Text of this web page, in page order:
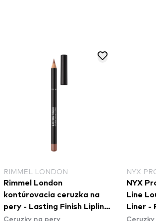
NYX PROFESSIONAL MAKEUP
NYX Professional Makeup
Line Loud Longwear Lip
Liner - Rebel Red (LLLP11)
Ceruzky na pery